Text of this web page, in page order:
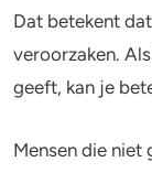
Dat betekent
veroorzaken.
geeft, kan je
Mensen die